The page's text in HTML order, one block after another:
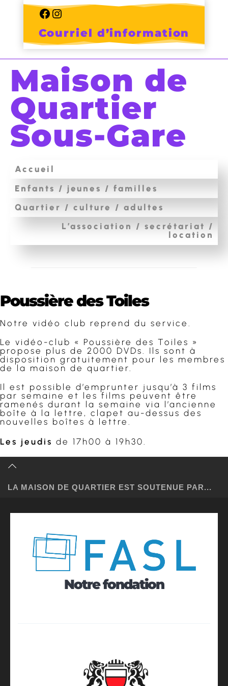
Facebook
Instagram
Courriel d’information
Maison de
Quartier
Sous-Gare
Accueil
Enfants / jeunes / familles
Quartier / culture / adultes
L’association / secrétariat /
location
Poussière des Toiles
Notre vidéo club reprend du service.
Le vidéo-club « Poussière des Toiles »
propose plus de 2000 DVDs. Ils sont à
disposition gratuitement pour les membres
de la maison de quartier.
Il est possible d’emprunter jusqu’à 3 films
par semaine et les films peuvent être
ramenés durant la semaine via l’ancienne
boîte à la lettre, clapet au-dessus des
nouvelles boîtes à lettre.
Les jeudis de 17h00 à 19h30.
LA MAISON DE QUARTIER EST SOUTENUE PAR...
Notre fondation